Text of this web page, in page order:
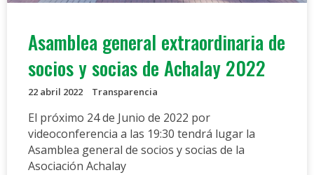
Asamblea general extraordinaria de
socios y socias de Achalay 2022
22 abril 2022 Transparencia
El próximo 24 de Junio de 2022 por
videoconferencia a las 19:30 tendrá lugar la
Asamblea general de socios y socias de la
Asociación Achalay